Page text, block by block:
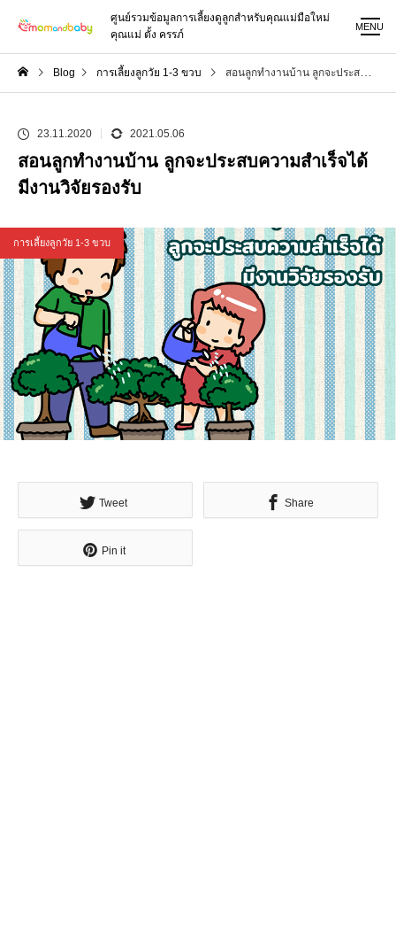
ศูนย์รวมข้อมูลการเลี้ยงดูลูกสำหรับคุณแม่มือใหม่
คุณแม่ ตั้ง ครรภ์
MENU
Blog การเลี้ยงลูกวัย 1-3 ขวบ สอนลูกทำงานบ้าน ลูกจะประสบความสำเร็จได้ มีงานวิจัยรองรับ
23.11.2020 2021.05.06
สอนลูกทำงานบ้าน ลูกจะประสบความสำเร็จได้
มีงานวิจัยรองรับ
การเลี้ยงลูกวัย 1-3 ขวบ
Tweet Share
Pin it